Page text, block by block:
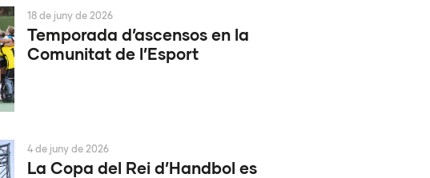
Temporada d’ascensos en la
Comunitat de l’Esport
18 de juny de 2026
La Copa del Rei d’Handbol es
4 de juny de 2026